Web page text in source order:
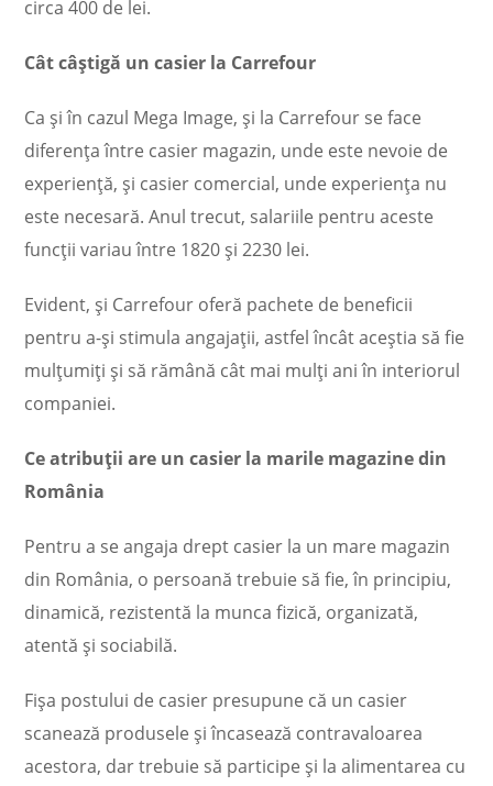
circa 400 de lei.
Cât câştigă un casier la Carrefour
Ca şi în cazul Mega Image, şi la Carrefour se face
diferenţa între casier magazin, unde este nevoie de
experienţă, şi casier comercial, unde experienţa nu
este necesară. Anul trecut, salariile pentru aceste
funcţii variau între 1820 şi 2230 lei.
Evident, şi Carrefour oferă pachete de beneficii
pentru a-şi stimula angajaţii, astfel încât aceştia să fie
mulţumiţi şi să rămână cât mai mulţi ani în interiorul
companiei.
Ce atribuţii are un casier la marile magazine din
România
Pentru a se angaja drept casier la un mare magazin
din România, o persoană trebuie să fie, în principiu,
dinamică, rezistentă la munca fizică, organizată,
atentă şi sociabilă.
Fişa postului de casier presupune că un casier
scanează produsele şi încasează contravaloarea
acestora, dar trebuie să participe şi la alimentarea cu